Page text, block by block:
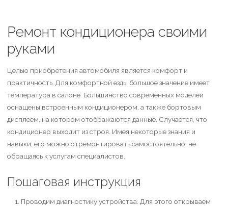
Ремонт кондиционера своими
руками
Целью приобретения автомобиля является комфорт и
практичность. Для комфортной езды большое значение имеет
температура в салоне. Большинство современных моделей
оснащены встроенным кондиционером, а также бортовым
дисплеем, на котором отображаются данные. Случается, что
кондиционер выходит из строя. Имея некоторые знания и
навыки, его можно отремонтировать самостоятельно, не
обращаясь к услугам специалистов.
Пошаговая инструкция
Проводим диагностику устройства. Для этого открываем